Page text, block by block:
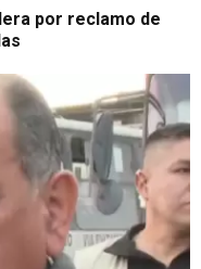
por reclamo de